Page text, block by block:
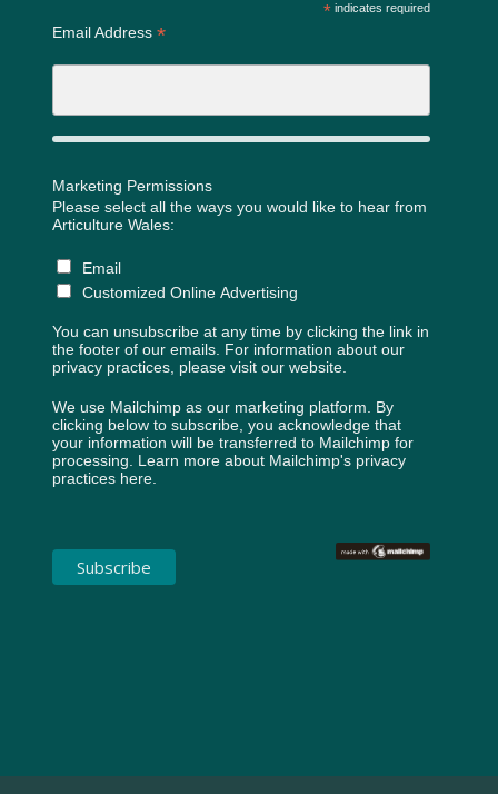
*indicates required
Email Address *
Marketing Permissions
Please select all the ways you would like to hear from
Articulture Wales:
Email
Customized Online Advertising
You can unsubscribe at any time by clicking the link in
the footer of our emails. For information about our
privacy practices, please visit our website.
We use Mailchimp as our marketing platform. By
clicking below to subscribe, you acknowledge that
your information will be transferred to Mailchimp for
processing. Learn more about Mailchimp's privacy
practices here.